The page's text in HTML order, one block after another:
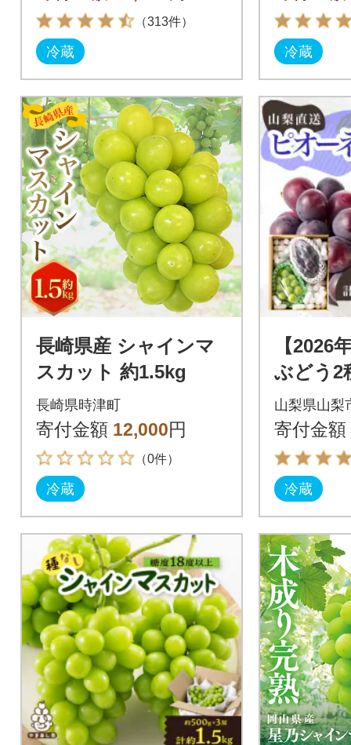
（313件）
冷蔵 冷蔵
長崎県産 シャインマ
スカット 約1.5kg
長崎県時津町
寄付金額 12,000円
（0件）
冷蔵
【2026
ぶどう2
せ シャ
ット・
kg以上
山梨県山梨
寄付金額
冷蔵